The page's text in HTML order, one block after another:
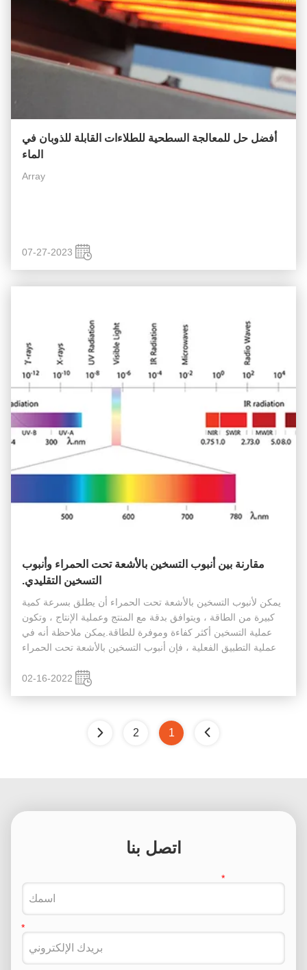
أفضل حل للمعالجة السطحية للطلاءات القابلة للذوبان في
الماء
Array
07-27-2023
مقارنة بين أنبوب التسخين بالأشعة تحت الحمراء وأنبوب
التسخين التقليدي.
يمكن لأنبوب التسخين بالأشعة تحت الحمراء أن يطلق بسرعة كمية
كبيرة من الطاقة ، ويتوافق بدقة مع المنتج وعملية الإنتاج ، وتكون
عملية التسخين أكثر كفاءة وموفرة للطاقة.يمكن ملاحظة أنه في
عملية التطبيق الفعلية ، فإن أنبوب التسخين بالأشعة تحت الحمراء
02-16-2022
1
2
اتصل بنا